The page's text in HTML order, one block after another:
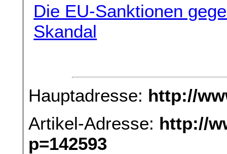
Die EU-Sanktionen
Skandal
Hauptadresse: http://
Artikel-Adresse: http://
p=142593